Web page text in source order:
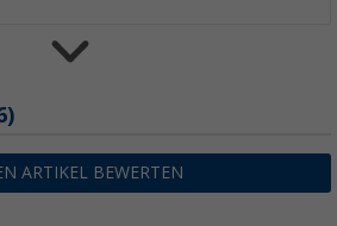
BRSW Sinus Wechselrichter 12 V
69,99€UVP99,99 €
ARTIKEL BEWERTEN